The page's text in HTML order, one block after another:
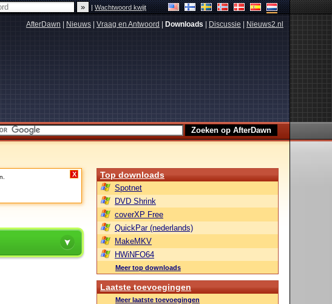
|Wachtwoord kwijt
AfterDawn Nieuws Vraag en Antwoord Downloads Discussie Nieuws2.nl
X Top downloads
Spotnet
DVD Shrink
coverXP Free
QuickPar (nederlands)
MakeMKV
HWiNFO64
Meer top downloads
Laatste toevoegingen
Meer laatste toevoegingen